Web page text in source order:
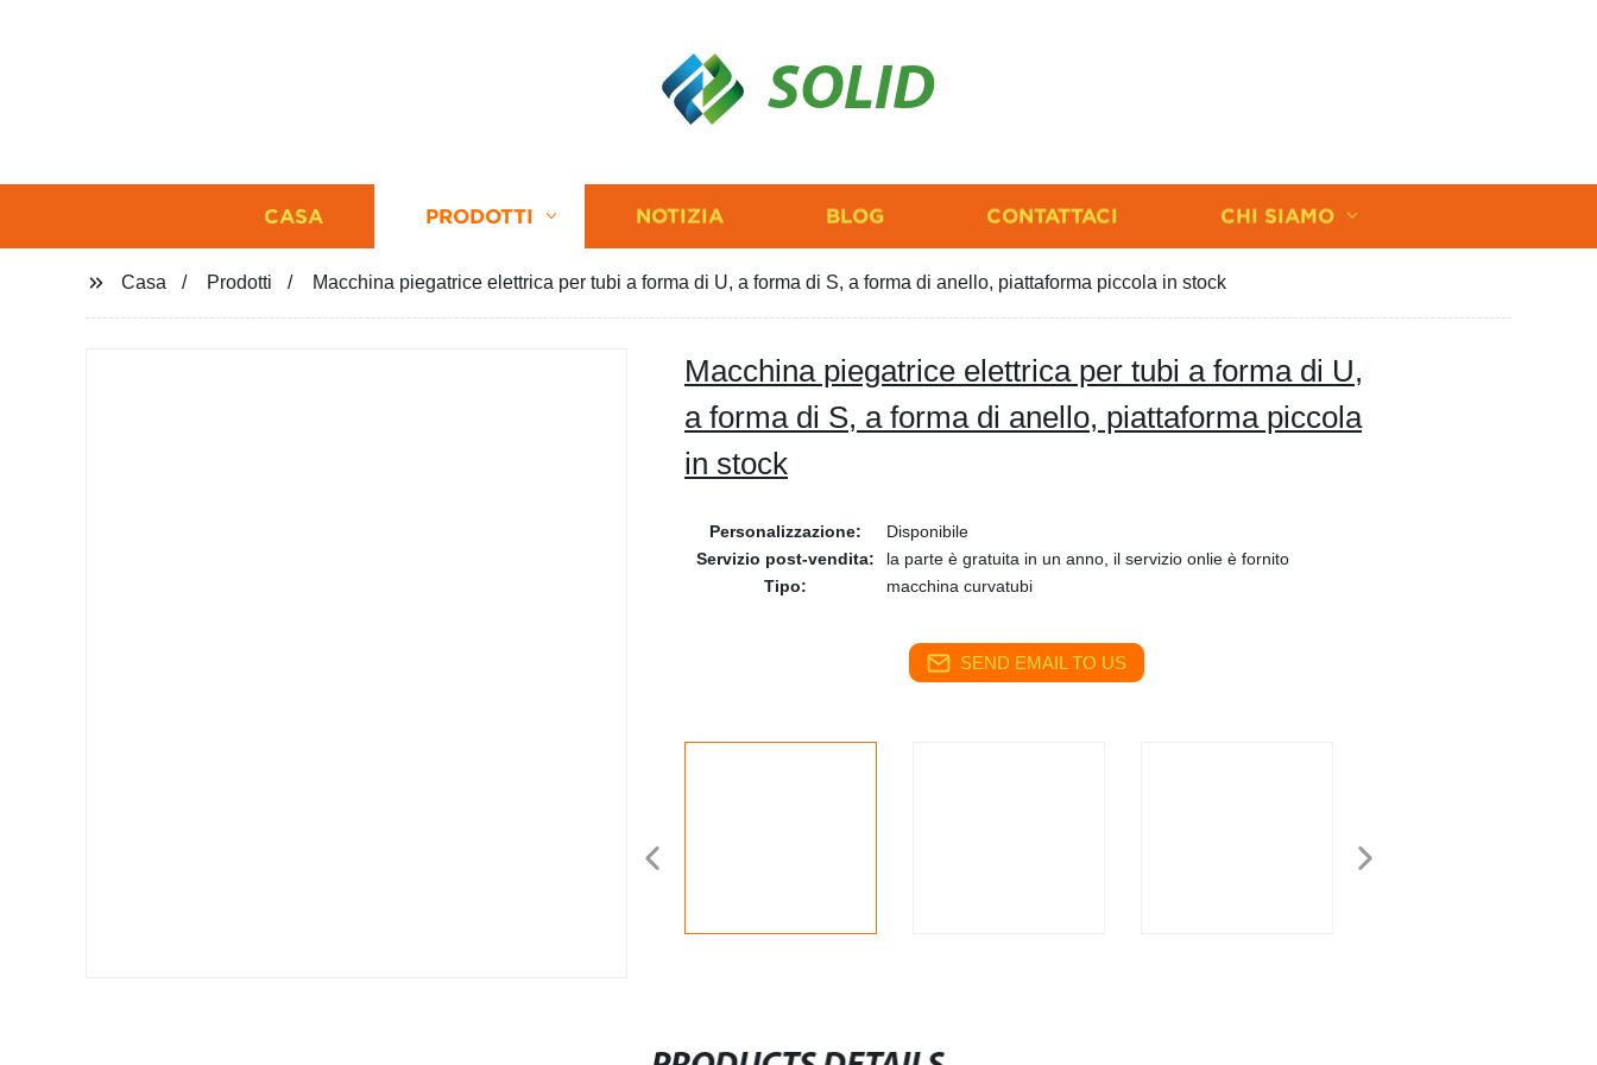
SOLID
CASA PRODOTTI NOTIZIA BLOG CONTATTACI CHI SIAMO
Casa Prodotti Macchina piegatrice elettrica per tubi a forma di U, a forma di S, a forma di anello, piattaforma piccola in stock
Macchina piegatrice elettrica per tubi a forma di U,
a forma di S, a forma di anello, piattaforma piccola
in stock
Personalizzazione:
Disponibile
Servizio post-vendita:
la parte è gratuita in un anno, il servizio onlie è fornito
Tipo:
macchina curvatubi
SEND EMAIL TO US